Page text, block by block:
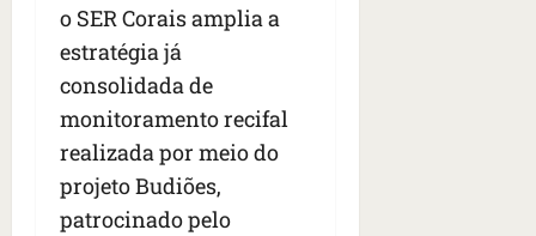
o SER Corais amplia a
estratégia já
consolidada de
monitoramento recifal
realizada por meio do
projeto Budiões,
patrocinado pelo